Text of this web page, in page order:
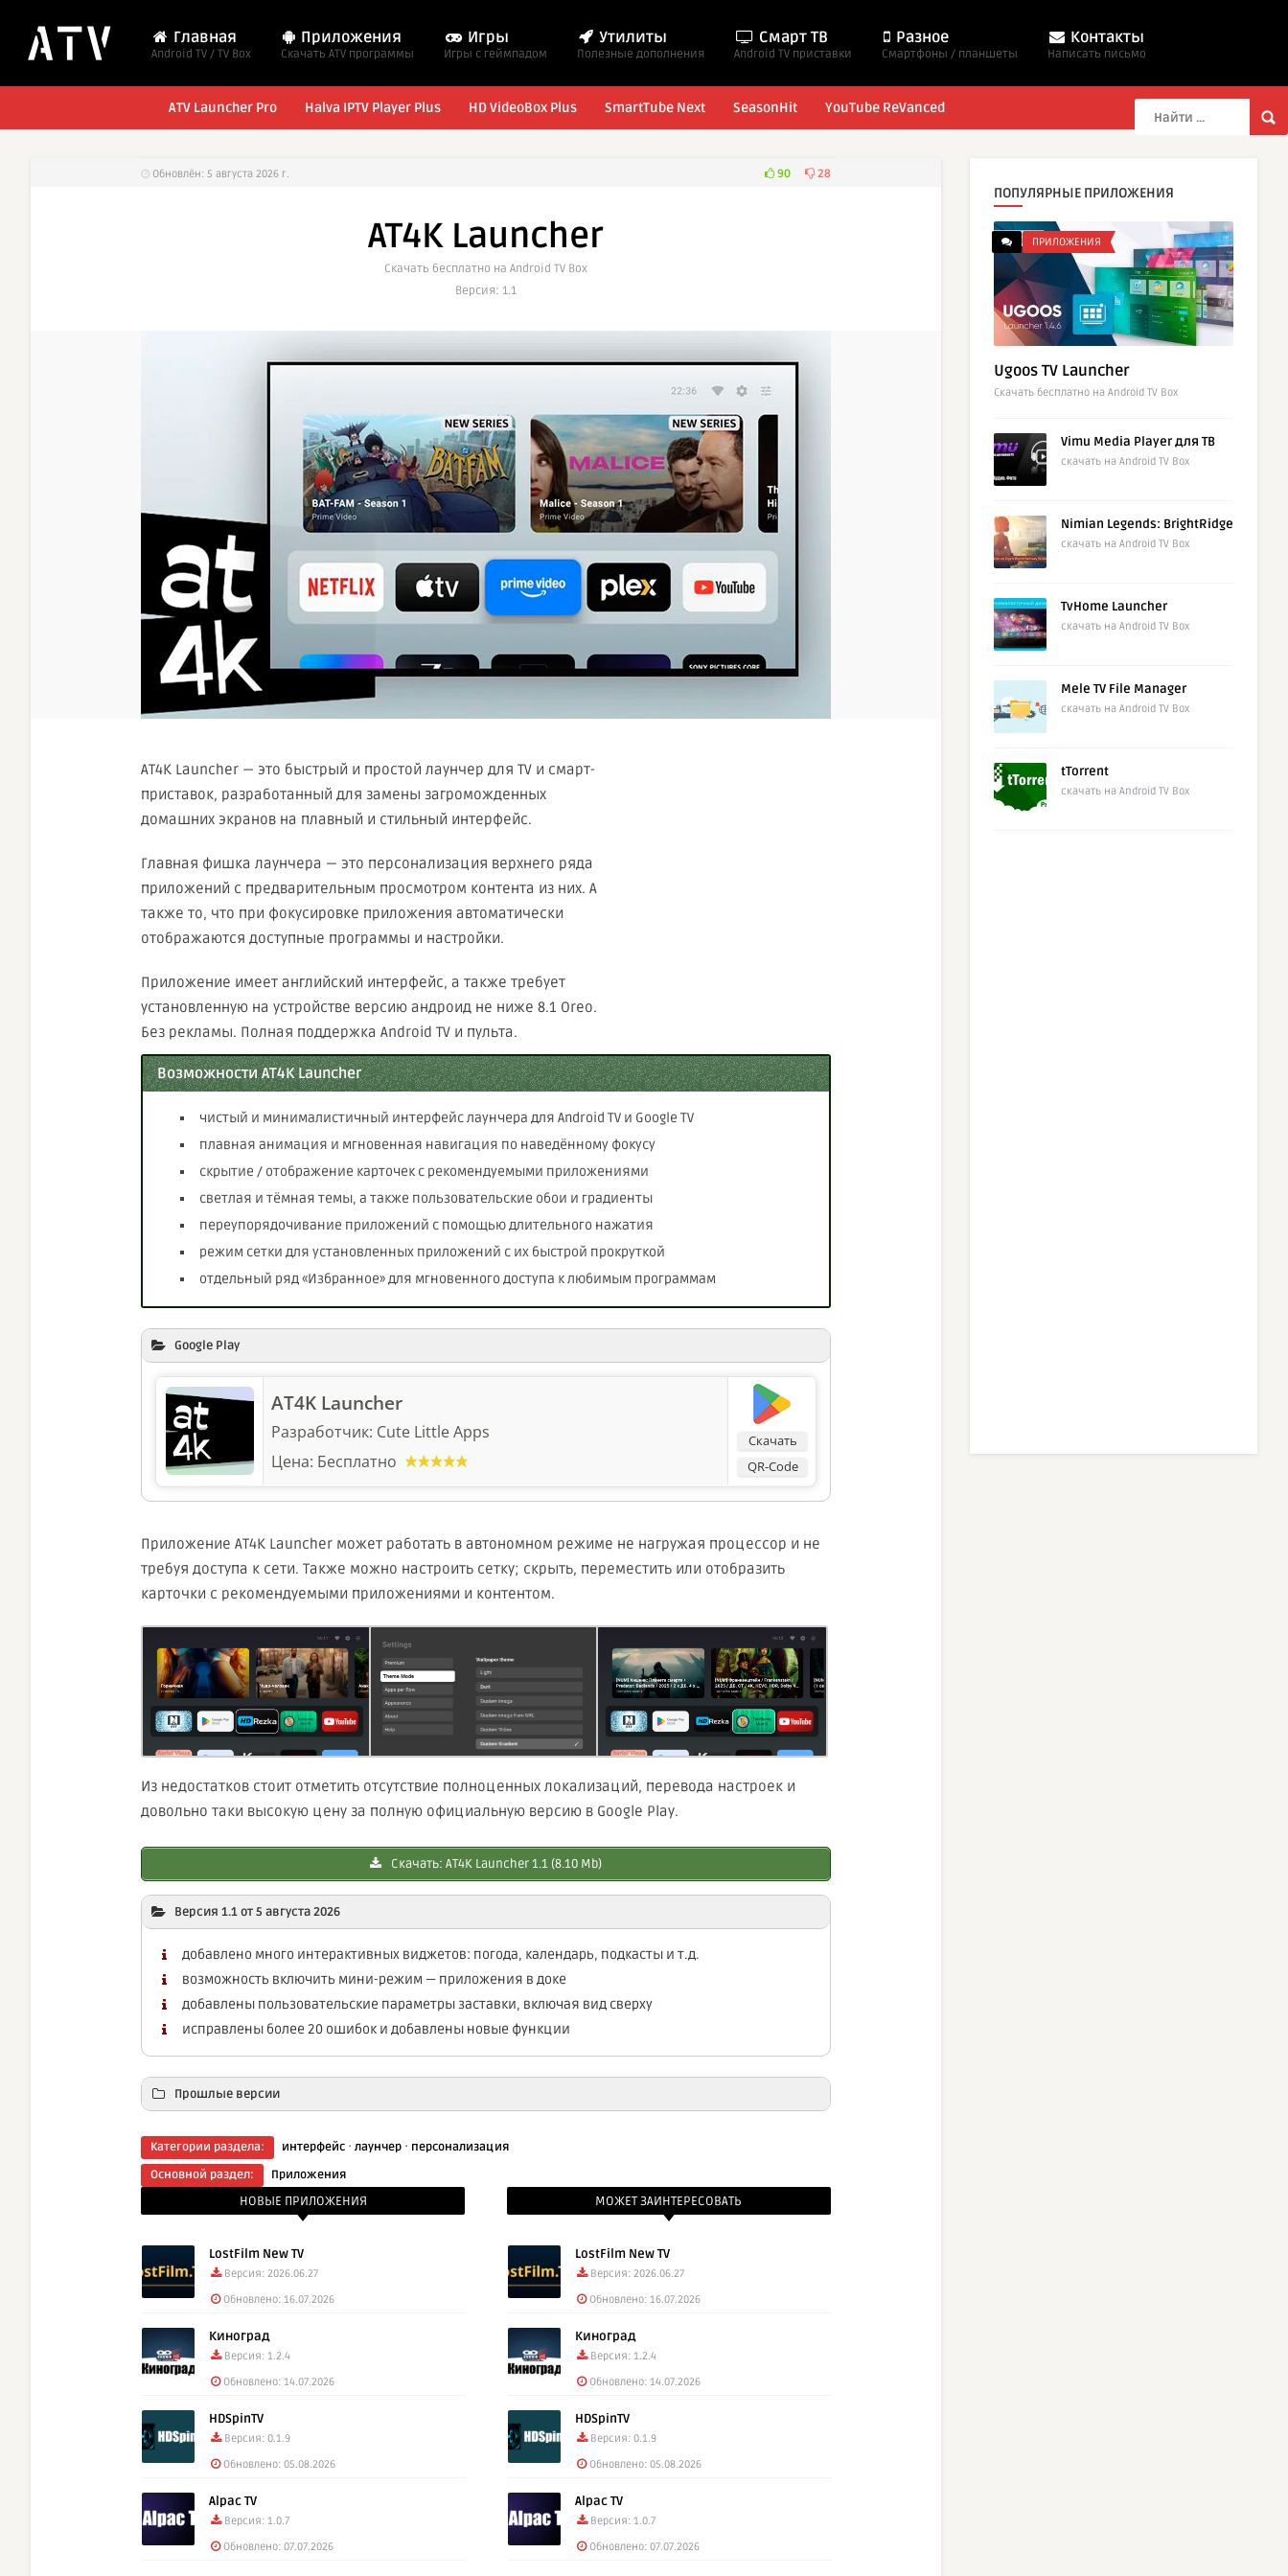
Главная
Android TV / TV Box
Приложения
Cкачать ATV программы
Игры
Игры с геймпадом
Утилиты
Полезные дополнения
Смарт ТВ
Android TV приставки
Разное
Смартфоны / планшеты
Контакты
Написать письмо
ATV Launcher Pro Halva IPTV Player Plus HD VideoBox Plus SmartTube Next SeasonHit YouTube ReVanced
Обновлён: 5 августа 2026 г. 90 28
AT4K Launcher
Cкачать бесплатно на Android TV Box
Версия: 1.1
AT4K Launcher — это быстрый и простой лаунчер для TV и смарт-
приставок, разработанный для замены загроможденных
домашних экранов на плавный и стильный интерфейс.
Главная фишка лаунчера — это персонализация верхнего ряда
приложений с предварительным просмотром контента из них. А
также то, что при фокусировке приложения автоматически
отображаются доступные программы и настройки.
Приложение имеет английский интерфейс, а также требует
установленную на устройстве версию андроид не ниже 8.1 Oreo.
Без рекламы. Полная поддержка Android TV и пульта.
Возможности AT4K Launcher
чистый и минималистичный интерфейс лаунчера для Android TV и Google TV
плавная анимация и мгновенная навигация по наведённому фокусу
скрытие / отображение карточек с рекомендуемыми приложениями
светлая и тёмная темы, а также пользовательские обои и градиенты
переупорядочивание приложений с помощью длительного нажатия
режим сетки для установленных приложений с их быстрой прокруткой
отдельный ряд «Избранное» для мгновенного доступа к любимым программам
Google Play
Скачать
QR-Code
AT4K Launcher
Разработчик: Cute Little Apps
Цена: Бесплатно
Приложение AT4K Launcher может работать в автономном режиме не нагружая процессор и не
требуя доступа к сети. Также можно настроить сетку; скрыть, переместить или отобразить
карточки с рекомендуемыми приложениями и контентом.
Из недостатков стоит отметить отсутствие полноценных локализаций, перевода настроек и
довольно таки высокую цену за полную официальную версию в Google Play.
Скачать: AT4K Launcher 1.1 (8.10 Mb)
Версия 1.1 от 5 августа 2026
добавлено много интерактивных виджетов: погода, календарь, подкасты и т.д.
возможность включить мини-режим — приложения в доке
добавлены пользовательские параметры заставки, включая вид сверху
исправлены более 20 ошибок и добавлены новые функции
Прошлые версии
Скачать: AT4K Launcher 1.0 (8.10 Mb)
Скачать: AT4K Launchеr 0.99 (4.30 Mb)
Категории раздела: интерфейс · лаунчер · персонализация
Основной раздел:
Приложения
НОВЫЕ ПРИЛОЖЕНИЯ
LostFilm New TV
Версия: 2026.06.27
Обновлено: 16.07.2026
Киноград
Версия: 1.2.4
Обновлено: 14.07.2026
HDSpinTV
Версия: 0.1.9
Обновлено: 05.08.2026
Alpac TV
Версия: 1.0.7
Обновлено: 07.07.2026
МОЖЕТ ЗАИНТЕРЕСОВАТЬ
LostFilm New TV
Версия: 2026.06.27
Обновлено: 16.07.2026
Киноград
Версия: 1.2.4
Обновлено: 14.07.2026
HDSpinTV
Версия: 0.1.9
Обновлено: 05.08.2026
Alpac TV
Версия: 1.0.7
Обновлено: 07.07.2026
ПОПУЛЯРНЫЕ ПРИЛОЖЕНИЯ
ПРИЛОЖЕНИЯ
Ugoos TV Launcher
Cкачать бесплатно на Android TV Box
Vimu Media Player для ТВ
скачать на Android TV Box
Nimian Legends: BrightRidge
скачать на Android TV Box
TvHome Launcher
скачать на Android TV Box
Mele TV File Manager
скачать на Android TV Box
tTorrent
скачать на Android TV Box